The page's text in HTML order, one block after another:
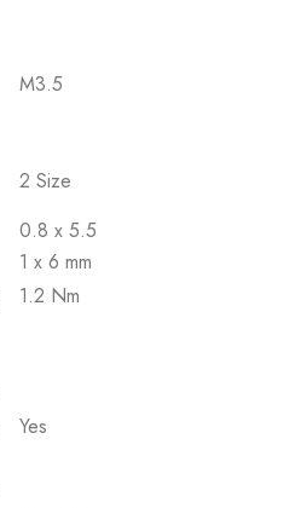
M3.5
2 Size
0.8 x 5.5
1 x 6 mm
1.2 Nm
Yes